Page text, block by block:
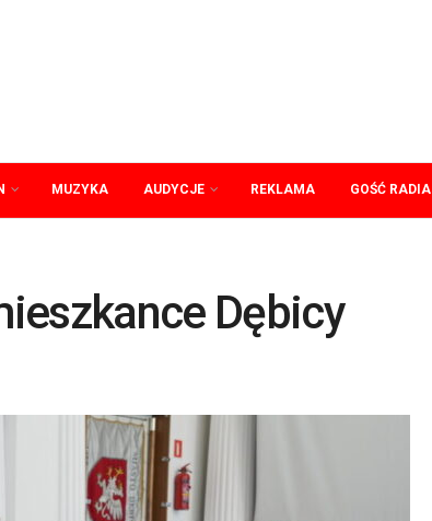
MUZYKA AUDYCJE REKLAMA GOŚĆ RADIA
Dębicy